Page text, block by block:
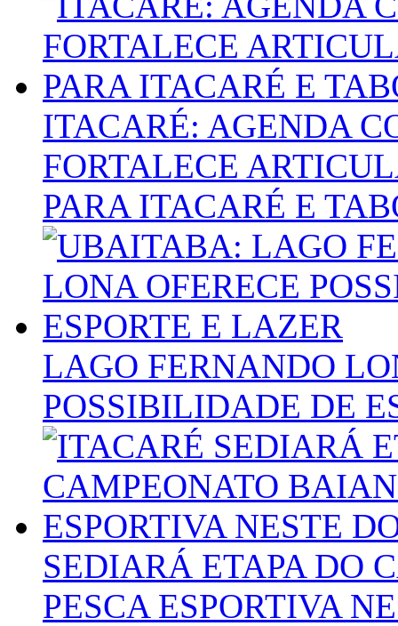
ITACARÉ: AGENDA
FORTALECE
PARA ITACARÉ E
LAGO FERNANDO
POSSIBILIDADE DE
SEDIARÁ ETAPA DO
PESCA ESPORTIVA